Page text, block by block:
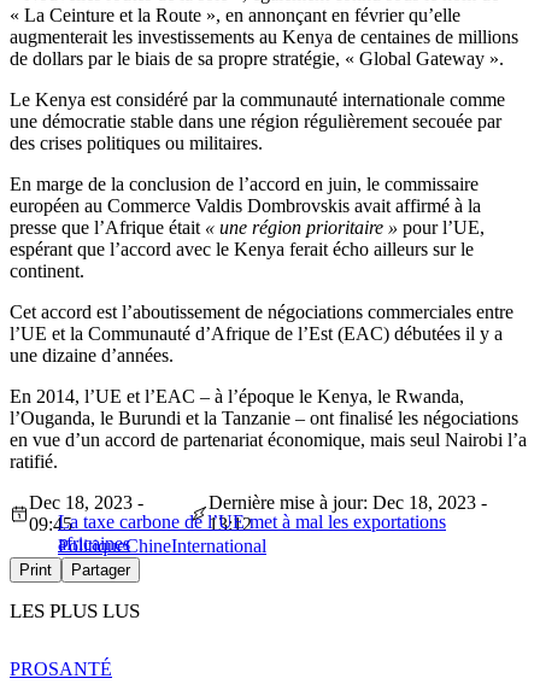
« La Ceinture et la Route », en annonçant en février qu’elle
augmenterait les investissements au Kenya de centaines de millions
de dollars par le biais de sa propre stratégie, « Global Gateway ».
Le Kenya est considéré par la communauté internationale comme
une démocratie stable dans une région régulièrement secouée par
des crises politiques ou militaires.
En marge de la conclusion de l’accord en juin, le commissaire
européen au Commerce Valdis Dombrovskis avait affirmé à la
presse que l’Afrique était « une région prioritaire » pour l’UE,
espérant que l’accord avec le Kenya ferait écho ailleurs sur le
continent.
Cet accord est l’aboutissement de négociations commerciales entre
l’UE et la Communauté d’Afrique de l’Est (EAC) débutées il y a
une dizaine d’années.
En 2014, l’UE et l’EAC – à l’époque le Kenya, le Rwanda,
l’Ouganda, le Burundi et la Tanzanie – ont finalisé les négociations
en vue d’un accord de partenariat économique, mais seul Nairobi l’a
ratifié.
La taxe carbone de l’UE met à mal les exportations
africaines
Dec 18, 2023 -
09:45
Dernière mise à jour: Dec 18, 2023 -
13:12
PolitiqueChineInternational
Print Partager
LES PLUS LUS
PROSANTÉ